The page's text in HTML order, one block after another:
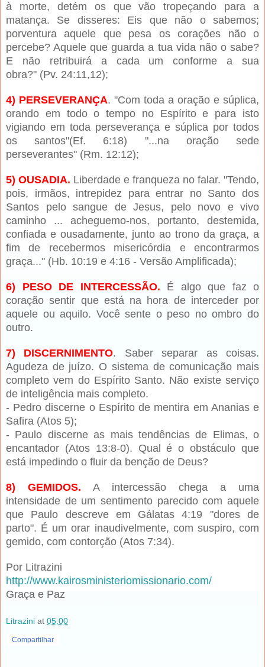
à morte, detém os que vão tropeçando para a
matança. Se disseres: Eis que não o sabemos;
porventura aquele que pesa os corações não o
percebe? Aquele que guarda a tua vida não o sabe?
E não retribuirá a cada um conforme a sua
obra?" (Pv. 24:11,12);
4) PERSEVERANÇA. "Com toda a oração e súplica,
orando em todo o tempo no Espírito e para isto
vigiando em toda perseverança e súplica por todos
os santos"(Ef. 6:18) "...na oração sede
perseverantes" (Rm. 12:12);
5) OUSADIA. Liberdade e franqueza no falar. "Tendo,
pois, irmãos, intrepidez para entrar no Santo dos
Santos pelo sangue de Jesus, pelo novo e vivo
caminho ... acheguemo-nos, portanto, destemida,
confiada e ousadamente, junto ao trono da graça, a
fim de recebermos misericórdia e encontrarmos
graça..." (Hb. 10:19 e 4:16 - Versão Amplificada);
6) PESO DE INTERCESSÃO. É algo que faz o
coração sentir que está na hora de interceder por
aquele ou aquilo. Você sente o peso no ombro do
outro.
7) DISCERNIMENTO. Saber separar as coisas.
Agudeza de juízo. O sistema de comunicação mais
completo vem do Espírito Santo. Não existe serviço
de inteligência mais completo.
- Pedro discerne o Espírito de mentira em Ananias e
Safira (Atos 5);
- Paulo discerne as mais tendências de Elimas, o
encantador (Atos 13:8-0). Qual é o obstáculo que
está impedindo o fluir da benção de Deus?
8) GEMIDOS. A intercessão chega a uma
intensidade de um sentimento parecido com aquele
que Paulo descreve em Gálatas 4:19 "dores de
parto". É um orar inaudivelmente, com suspiro, com
gemido, com contorção (Atos 7:34).
Por Litrazini
http://www.kairosministeriomissionario.com/
Graça e Paz
Litrazini at 05:00
Compartilhar